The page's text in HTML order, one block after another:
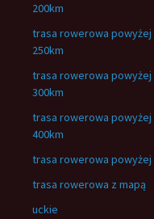
200km
trasa rowerowa powyżej
250km
trasa rowerowa powyżej
300km
trasa rowerowa powyżej
400km
trasa rowerowa powyżej
trasa rowerowa z mapą
uckie